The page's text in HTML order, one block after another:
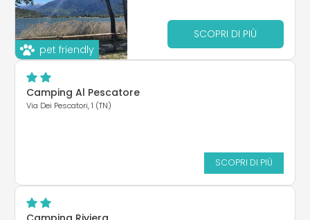
pet friendly
SCOPRI DI PIÙ
Camping Al Pescatore
Via Dei Pescatori, 1 (TN)
SCOPRI DI PIÙ